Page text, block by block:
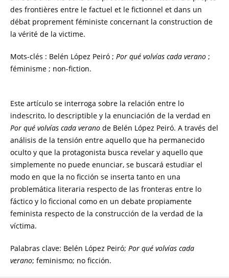
des frontières entre le factuel et le fictionnel et dans un
débat proprement féministe concernant la construction de
la vérité de la victime.
Mots-clés : Belén López Peiró ; Por qué volvías cada verano;
féminisme ; non-fiction.
Este artículo se interroga sobre la relación entre lo
indescrito, lo descriptible y la enunciación de la verdad en
Por qué volvías cada veranode Belén López Peiró. A través del
análisis de la tensión entre aquello que ha permanecido
oculto y que la protagonista busca revelar y aquello que
simplemente no puede enunciar, se buscará estudiar el
modo en que la no ficción se inserta tanto en una
problemática literaria respecto de las fronteras entre lo
fáctico y lo ficcional como en un debate propiamente
feminista respecto de la construcción de la verdad de la
víctima.
Palabras clave: Belén López Peiró; Por qué volvías cada
verano; feminismo; no ficción.